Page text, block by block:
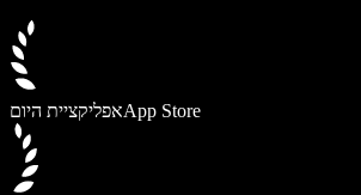
אפליקציית היוםApp Store